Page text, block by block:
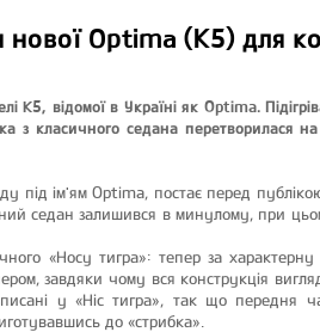
Optima (K5) для
K5, відомої в Україні як Optima.
класичного седана перетворилася на
під ім'ям Optima, постає перед
седан залишився в минулому, при
«Носу тигра»: тепер за характерну
завдяки чому вся конструкція
у «Ніс тигра», так що передня
до «стрибка».